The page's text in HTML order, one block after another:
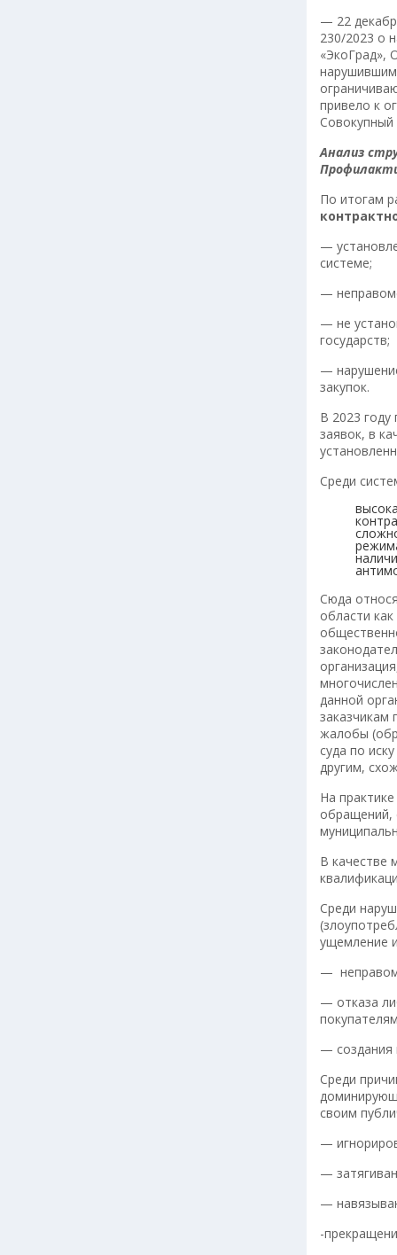
— 22
230/2023 о
«ЭкоГрад»,
привело к
Совокупный
Анализ
По итогам
—
системе;
—
— не
государств;
—
закупок.
В 2023 году
заявок, в
Среди
Сюда
области
данной
заказчикам
жалобы
суда по
другим,
На
обращений,
В качестве
Среди
ущемление
—
— отказа
— создания
Среди
своим
—
—
—
-